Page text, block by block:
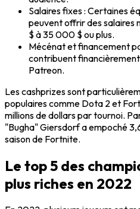
Salaires fixes: Certaines
peuvent offrir des salaires
$ à 35 000 $ ou plus.
Mécénat et financement
contribuent
Patreon.
Lescashprizessont
populaires comme Dota 2 et
millions de dollars par tournoi.
"Bugha" Giersdorfa empoché
saison de Fortnite.
Le top 5 des
plus riches en 2022